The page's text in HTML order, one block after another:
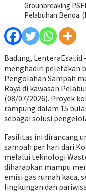
Grounbreaking
Pelabuhan Benoa.
Badung, LenteraEsai.id
menghadiri peletakan
Pengolahan Sampah
Raya di kawasan
(08/07/2026). Proyek
rampung dalam 15
sebagai solusi
Fasilitas ini dirancang
sampah per hari dari
melalui teknologi
diharapkan mampu
emisi gas rumah kaca,
lingkungan dan